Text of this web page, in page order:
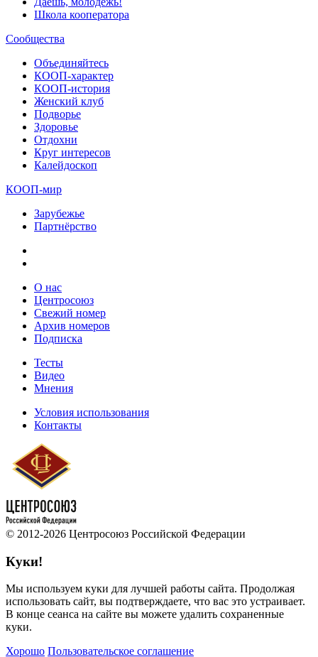
Школа кооператора
Сообщества
Объединяйтесь
КООП-характер
КООП-история
Женский клуб
Подворье
Здоровье
Отдохни
Круг интересов
Калейдоскоп
КООП-мир
Зарубежье
Партнёрство
О нас
Центросоюз
Свежий номер
Архив номеров
Подписка
Тесты
Видео
Мнения
Условия использования
Контакты
© 2012-2026 Центросоюз Российской Федерации
Куки!
Мы используем куки для лучшей работы сайта. Продолжая
использовать сайт, вы подтверждаете, что вас это устраивает.
В конце сеанса на сайте вы можете удалить сохраненные
куки.
Хорошо Пользовательское соглашение